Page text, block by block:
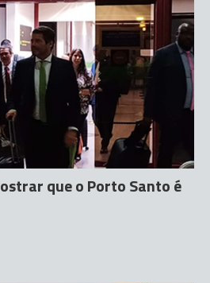
que o Porto Santo é